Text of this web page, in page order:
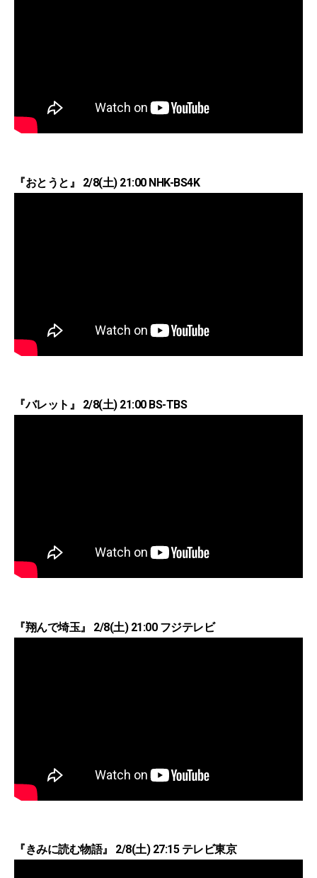
『おとうと』 2/8(土) 21:00 NHK-BS4K
『バレット』 2/8(土) 21:00 BS-TBS
『翔んで埼玉』 2/8(土) 21:00 フジテレビ
『きみに読む物語』 2/8(土) 27:15 テレビ東京